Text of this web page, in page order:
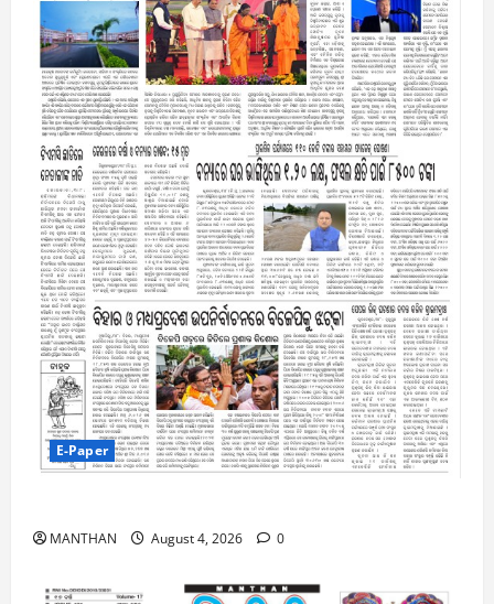
E-Paper
MANTHAN August 4, 2026 0